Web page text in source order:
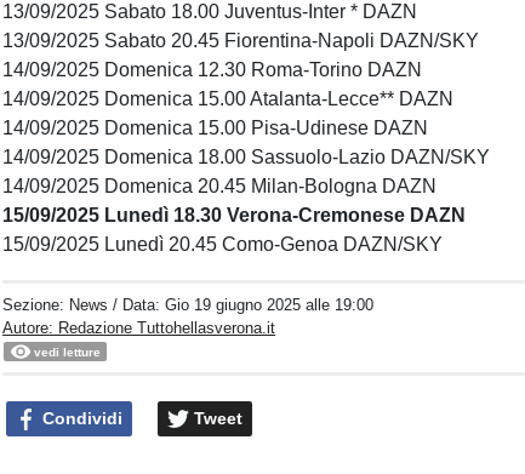
13/09/2025 Sabato 18.00 Juventus-Inter * DAZN
13/09/2025 Sabato 20.45 Fiorentina-Napoli DAZN/SKY
14/09/2025 Domenica 12.30 Roma-Torino DAZN
14/09/2025 Domenica 15.00 Atalanta-Lecce** DAZN
14/09/2025 Domenica 15.00 Pisa-Udinese DAZN
14/09/2025 Domenica 18.00 Sassuolo-Lazio DAZN/SKY
14/09/2025 Domenica 20.45 Milan-Bologna DAZN
15/09/2025 Lunedì 18.30 Verona-Cremonese DAZN
15/09/2025 Lunedì 20.45 Como-Genoa DAZN/SKY
Sezione: News / Data:Gio 19 giugno 2025 alle 19:00
Autore: Redazione Tuttohellasverona.it
vedi letture
Condividi Tweet